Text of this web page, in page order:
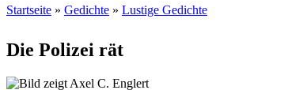
Startseite » Gedichte » Lustige Gedichte
Die Polizei rät